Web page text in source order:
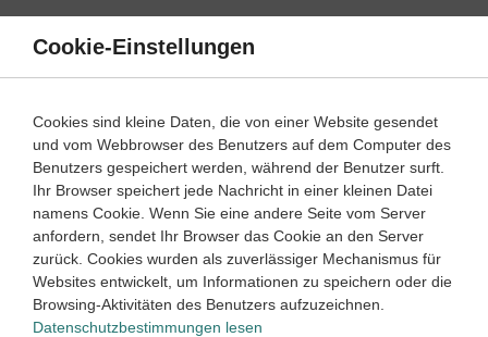
Direkt
Inhalt
Biologie 5. Klasse ‐ Abitur
Oviparie
Oviparie: die Ablage von einzelligen, unentwickelten Eiern.
DieBefruchtungder Eier erfolgt entweder außerhalb des
mütterlichen Körpers (viele Fische, Lurche) oder
Cookie-Einstellungen
Cookies sind kleine Daten, die von einer Website gesendet
und vom Webbrowser des Benutzers auf dem Computer des
Benutzers gespeichert werden, während der Benutzer surft.
Ihr Browser speichert jede Nachricht in einer kleinen Datei
namens Cookie. Wenn Sie eine andere Seite vom Server
anfordern, sendet Ihr Browser das Cookie an den Server
zurück. Cookies wurden als zuverlässiger Mechanismus für
Websites entwickelt, um Informationen zu speichern oder die
Browsing-Aktivitäten des Benutzers aufzuzeichnen.
Datenschutzbestimmungen lesen